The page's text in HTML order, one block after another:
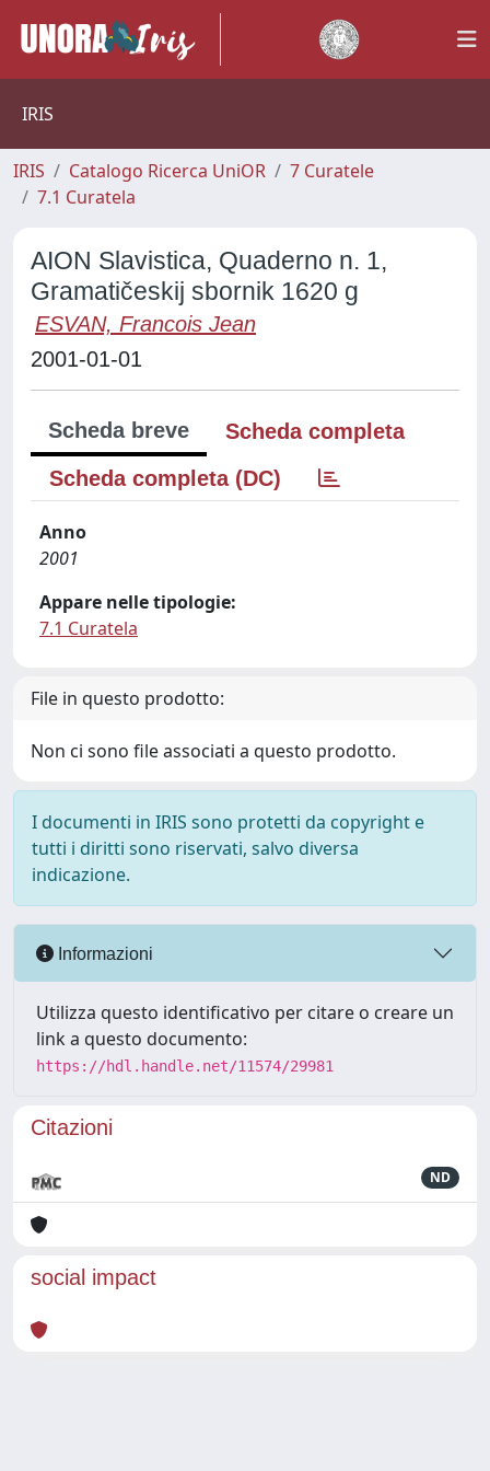
IRIS
IRIS Catalogo Ricerca UniOR
7 Curatele
7.1 Curatela
AION Slavistica, Quaderno n. 1,
Gramatičeskij sbornik 1620 g
ESVAN, Francois Jean
2001-01-01
Scheda breve
Scheda completa
Scheda completa (DC)
Anno
2001
Appare nelle tipologie:
7.1 Curatela
File in questo prodotto:
Non ci sono file associati a questo prodotto.
I documenti in IRIS sono protetti da copyright e
tutti i diritti sono riservati, salvo diversa
indicazione.
Informazioni
Utilizza questo identificativo per citare o creare un
link a questo documento:
https://hdl.handle.net/11574/29981
Citazioni
ND
social impact